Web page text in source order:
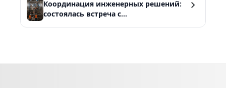
Координация инженерных решений:
состоялась встреча с